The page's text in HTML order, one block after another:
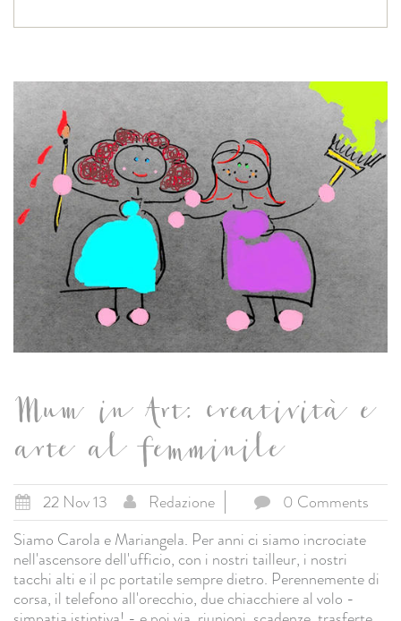
Mum in Art: creatività e
arte al femminile
22 Nov 13 Redazione
0 Comments
Siamo Carola e Mariangela. Per anni ci siamo incrociate
nell'ascensore dell'ufficio, con i nostri tailleur, i nostri
tacchi alti e il pc portatile sempre dietro. Perennemente di
corsa, il telefono all'orecchio, due chiacchiere al volo -